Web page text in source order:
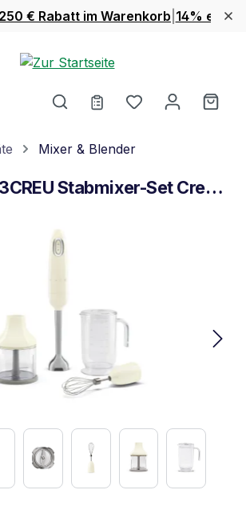
€ Rabatt im Warenkorb 14% extra
Du hast 0
Mixer & Blender
Smeg HBF03CREU Stabmixer-Set Creme